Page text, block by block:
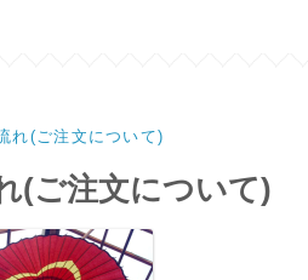
れ(ご注文について)
(ご注文について)